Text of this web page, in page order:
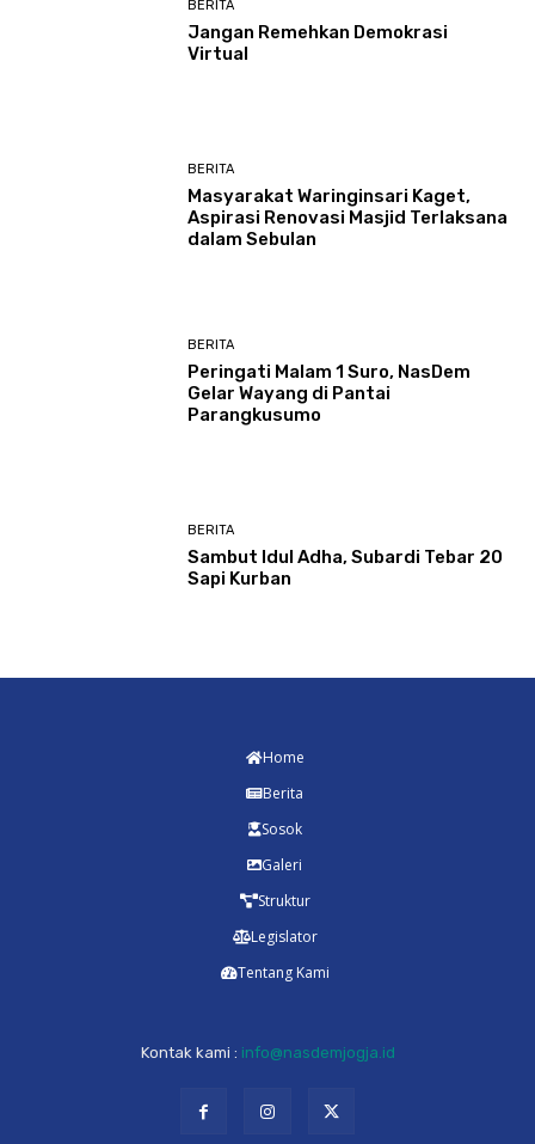
BERITA
Jangan Remehkan Demokrasi
Virtual
BERITA
Masyarakat Waringinsari Kaget,
Aspirasi Renovasi Masjid Terlaksana
dalam Sebulan
BERITA
Peringati Malam 1 Suro, NasDem
Gelar Wayang di Pantai
Parangkusumo
BERITA
Sambut Idul Adha, Subardi Tebar 20
Sapi Kurban
Home
Berita
Sosok
Galeri
Struktur
Legislator
Tentang Kami
Kontak kami : info@nasdemjogja.id